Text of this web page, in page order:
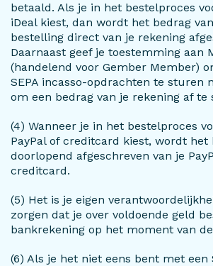
betaald. Als je in het bestelproces
iDeal kiest, dan wordt het bedrag
bestelling direct van je rekening
Daarnaast geef je toestemming aan
(handelend voor Gember Member)
SEPA incasso-opdrachten te sturen
om een bedrag van je rekening af te
(4) Wanneer je in het bestelproces
PayPal of creditcard kiest, wordt het
doorlopend afgeschreven van je
creditcard.
(5) Het is je eigen
zorgen dat je over voldoende geld
bankrekening op het moment van
(6) Als je het niet eens bent met een